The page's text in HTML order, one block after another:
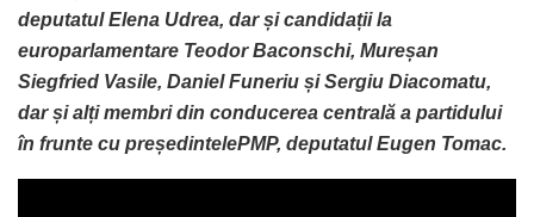
deputatul Elena Udrea, dar și candidații la
europarlamentare Teodor Baconschi, Mureșan
Siegfried Vasile, Daniel Funeriu și Sergiu Diacomatu,
dar și alți membri din conducerea centrală a partidului
în frunte cu președintelePMP, deputatul Eugen Tomac.